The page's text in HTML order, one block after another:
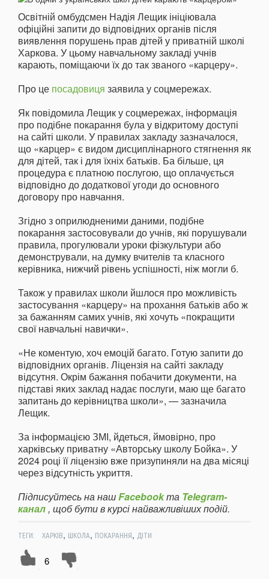
Освітній омбудсмен Надія Лещик ініціювала
офіційні запити до відповідних органів після
виявлення порушень прав дітей у приватній школі
Харкова. У цьому навчальному закладі учнів
карають, поміщаючи їх до так званого «карцеру».
Про це посадовиця заявила у соцмережах.
Як повідомила Лещик у соцмережах, інформація
про подібне покарання була у відкритому доступі
на сайті школи. У правилах закладу зазначалося,
що «карцер» є видом дисциплінарного стягнення як
для дітей, так і для їхніх батьків. Ба більше, ця
процедура є платною послугою, що оплачується
відповідно до додаткової угоди до основного
договору про навчання.
Згідно з оприлюдненими даними, подібне
покарання застосовували до учнів, які порушували
правила, прогулювали уроки фізкультури або
демонстрували, на думку вчителів та класного
керівника, нижчий рівень успішності, ніж могли б.
Також у правилах школи йшлося про можливість
застосування «карцеру» на прохання батьків або ж
за бажанням самих учнів, які хочуть «покращити
свої навчальні навички».
«Не коментую, хоч емоцій багато. Готую запити до
відповідних органів. Ліцензія на сайті закладу
відсутня. Окрім бажання побачити документи, на
підставі яких заклад надає послуги, маю ще багато
запитань до керівництва школи», — зазначила
Лещик.
За інформацією ЗМІ, йдеться, ймовірно, про
харківську приватну «Авторську школу Бойка». У
2024 році її ліцензію вже призупиняли на два місяці
через відсутність укриття.
Підписуйтесь на нашFacebookта Telegram-
канал, щоб бути в курсі найважливіших подій.
ТЕГИ: ХАРКІВ, ШКОЛА, ПОКАРАННЯ, ДІТИ
6